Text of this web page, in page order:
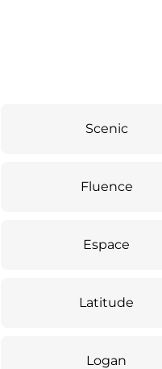
Scenic
Fluence
Espace
Latitude
Logan